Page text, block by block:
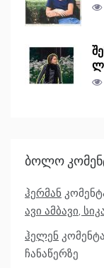
Ბოლო
ჰერმან
ავი ამბავი,
ჰელენ
ჩანაწერზე